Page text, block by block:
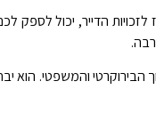
לזכויות הדייר, יכול
הבירוקרטי